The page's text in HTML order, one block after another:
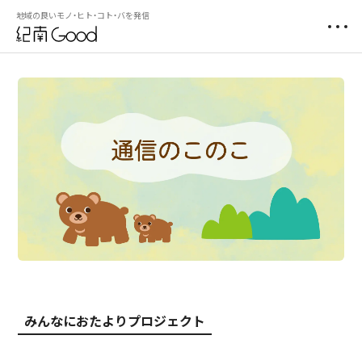
地域の良いモノ・ヒト・コト・バを発信
みんなにおたよりプロジェクト